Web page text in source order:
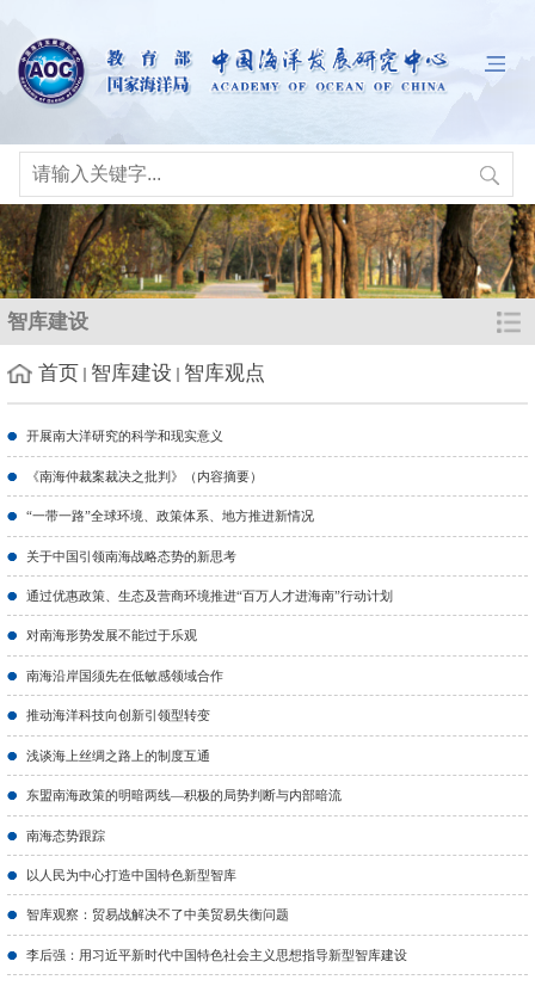
智库建设
首页 智库建设 智库观点
开展南大洋研究的科学和现实意义
《南海仲裁案裁决之批判》（内容摘要）
“一带一路”全球环境、政策体系、地方推进新情况
关于中国引领南海战略态势的新思考
通过优惠政策、生态及营商环境推进“百万人才进海南”行动计划
对南海形势发展不能过于乐观
南海沿岸国须先在低敏感领域合作
推动海洋科技向创新引领型转变
浅谈海上丝绸之路上的制度互通
东盟南海政策的明暗两线—积极的局势判断与内部暗流
南海态势跟踪
以人民为中心打造中国特色新型智库
智库观察：贸易战解决不了中美贸易失衡问题
李后强：用习近平新时代中国特色社会主义思想指导新型智库建设